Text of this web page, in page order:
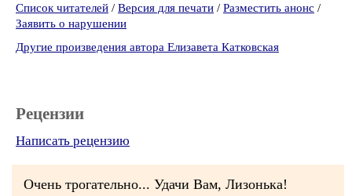
Список читателей / Версия для печати / Разместить анонс /
Заявить о нарушении
Другие произведения автора Елизавета Катковская
Рецензии
Написать рецензию
Очень трогательно... Удачи Вам, Лизонька!